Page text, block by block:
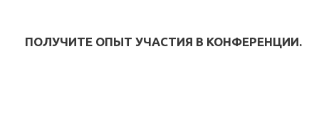
ПОЛУЧИТЕ ОПЫТ УЧАСТИЯ В КОНФЕРЕНЦИИ.